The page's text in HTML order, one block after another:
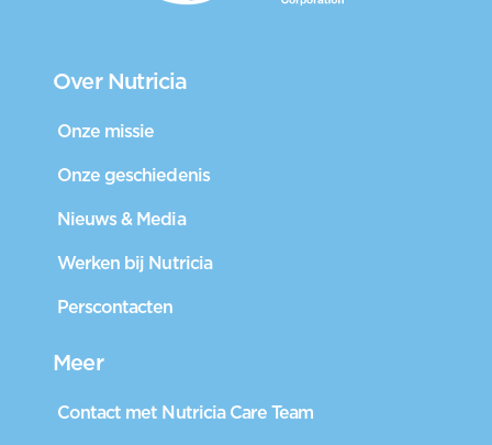
Over Nutricia
Onze missie
Onze geschiedenis
Nieuws & Media
Werken bij Nutricia
Perscontacten
Meer
Contact met Nutricia Care Team